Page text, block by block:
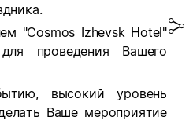
"Cosmos Izhevsk Hotel"
проведения Вашего
высокий уровень
Ваше мероприятие